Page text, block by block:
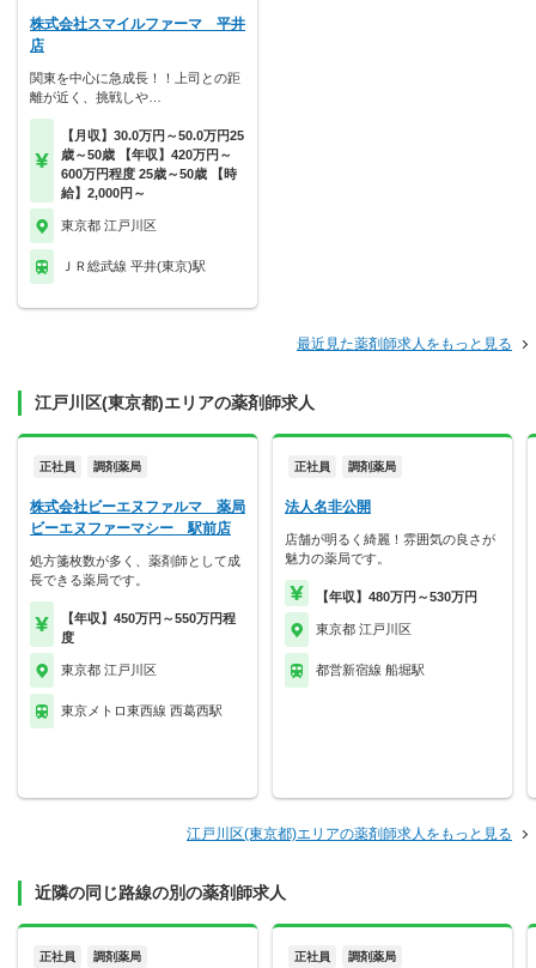
株式会社スマイルファーマ 平井
店
関東を中心に急成長！！上司との距
離が近く、挑戦しや…
【月収】30.0万円～50.0万円25
歳～50歳 【年収】420万円～
600万円程度 25歳～50歳 【時
給】2,000円～
東京都 江戸川区
ＪＲ総武線 平井(東京)駅
最近見た薬剤師求人をもっと見る
江戸川区(東京都)エリアの薬剤師求人
正社員 調剤薬局
株式会社ビーエヌファルマ 薬局
ビーエヌファーマシー 駅前店
処方箋枚数が多く、薬剤師として成
長できる薬局です。
【年収】450万円～550万円程
度
東京都 江戸川区
東京メトロ東西線 西葛西駅
正社員 調剤薬局
法人名非公開
店舗が明るく綺麗！雰囲気の良さが
魅力の薬局です。
【年収】480万円～530万円
東京都 江戸川区
都営新宿線 船堀駅
江戸川区(東京都)エリアの薬剤師求人をもっと見る
近隣の同じ路線の別の薬剤師求人
正社員 調剤薬局 正社員 調剤薬局